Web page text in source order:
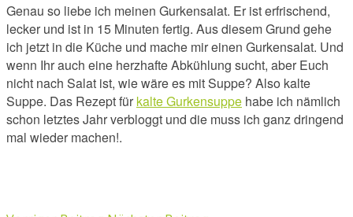
Genau so liebe ich meinen Gurkensalat. Er ist erfrischend,
lecker und ist in 15 Minuten fertig. Aus diesem Grund gehe
ich jetzt in die Küche und mache mir einen Gurkensalat. Und
wenn Ihr auch eine herzhafte Abkühlung sucht, aber Euch
nicht nach Salat ist, wie wäre es mit Suppe? Also kalte
Suppe. Das Rezept für kalte Gurkensuppe habe ich nämlich
schon letztes Jahr verbloggt und die muss ich ganz dringend
mal wieder machen!.